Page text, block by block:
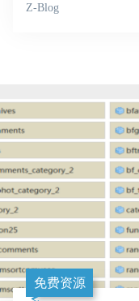
Z-Blog
免费资源